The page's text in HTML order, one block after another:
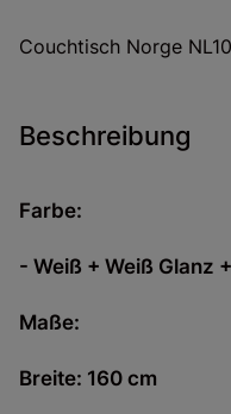
Couchtisch Norge
Beschreibung
Farbe:
- Weiß + Weiß Glanz
Maße:
Breite: 160 cm